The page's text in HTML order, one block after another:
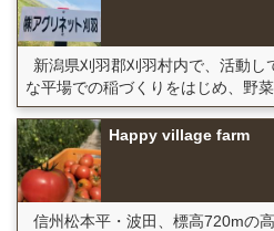
新潟県刈羽郡刈羽村内で、活動し
な平場での稲づくりをはじめ、野菜
Happy village farm
信州松本平・波田、標高720mの